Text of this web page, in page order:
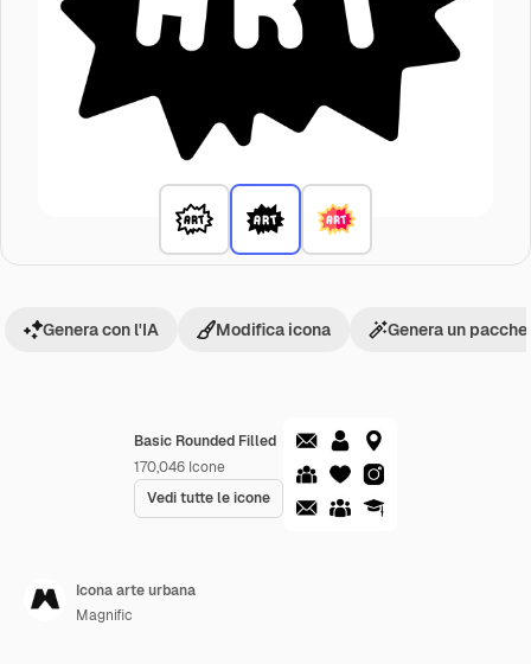
Basic Rounded Filled
170,046 Icone
Vedi tutte le icone
Genera con l'IA Modifica icona Genera un
Icona arte urbana
Magnific